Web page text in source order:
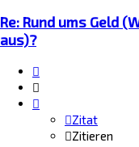
Re: Rund ums Geld
aus)?
Zitat
Zitieren